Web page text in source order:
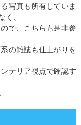
写真も所有していま
く、
で、こちらも是非参
の雑誌も仕上がりを
テリア視点で確認す